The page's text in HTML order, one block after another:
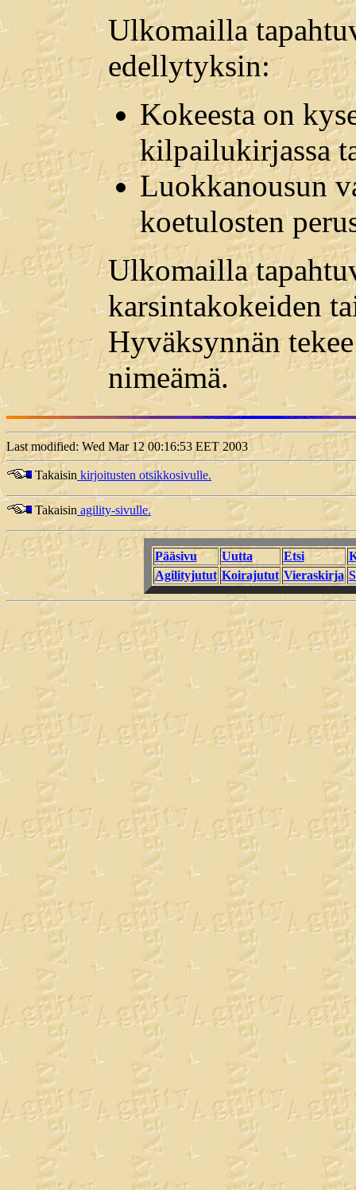
Ulkomailla
edellytyksin:
Kokeesta on
kilpailukirjassa
Luokkanousun
koetulosten
Ulkomailla
karsintakokeiden
Hyväksynnän
nimeämä.
Last modified: Wed Mar 12 00:16:53 EET 2003
Takaisin kirjoitusten otsikkosivulle.
Takaisin agility-sivulle.
Pääsivu Uutta Etsi
Agilityjutut Koirajutut Vieraskirja